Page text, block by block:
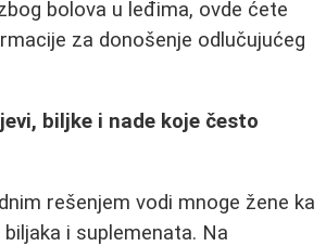
bolova u leđima, ovde ćete
za donošenje odlučujućeg
biljke i nade koje često
rešenjem vodi mnoge žene ka
i suplemenata. Na